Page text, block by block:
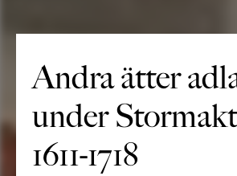
Andra ätter
under
1611-1718